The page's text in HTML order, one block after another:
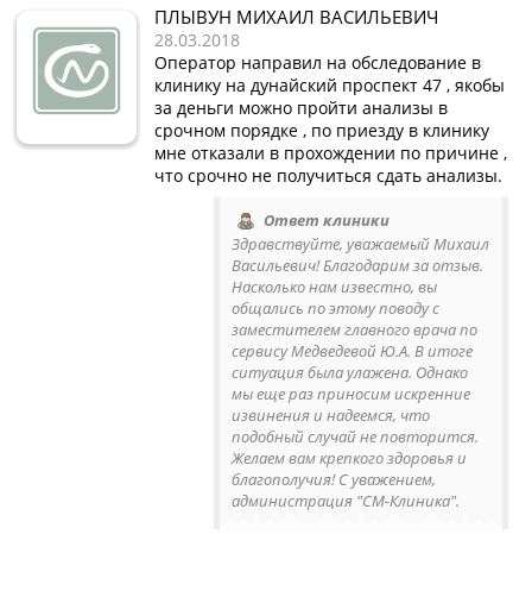
ПЛЫВУН МИХАИЛ ВАСИЛЬЕВИЧ
28.03.2018
Оператор направил на обследование в
клинику на дунайский проспект 47 , якобы
за деньги можно пройти анализы в
срочном порядке , по приезду в клинику
мне отказали в прохождении по причине ,
что срочно не получиться сдать анализы.
Ответ клиники
Здравствуйте, уважаемый Михаил
Васильевич! Благодарим за отзыв.
Насколько нам известно, вы
общались по этому поводу с
заместителем главного врача по
сервису Медведевой Ю.А. В итоге
ситуация была улажена. Однако
мы еще раз приносим искренние
извинения и надеемся, что
подобный случай не повторится.
Желаем вам крепкого здоровья и
благополучия! С уважением,
администрация "СМ-Клиника".